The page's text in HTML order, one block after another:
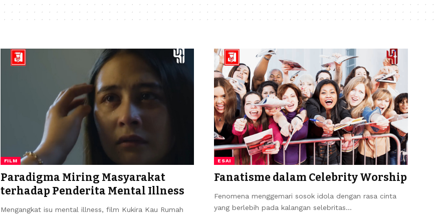
FILM
Paradigma Miring Masyarakat
terhadap Penderita Mental Illness
Mengangkat isu mental illness, film Kukira Kau Rumah
ESAI
Fanatisme dalam Celebrity Worship
Fenomena menggemari sosok idola dengan rasa cinta
yang berlebih pada kalangan selebritas…